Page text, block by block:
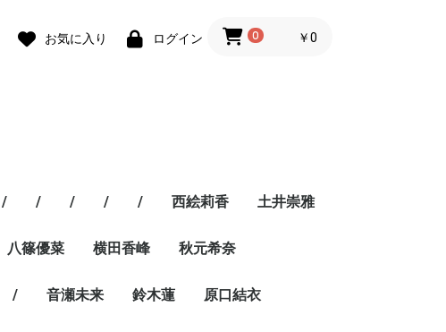
お気に入り ログイン 0 ￥0
/ / / / / 西絵莉香 土井崇雅
八篠優菜 横田香峰 秋元希奈
/ 音瀬未来 鈴木蓮 原口結衣